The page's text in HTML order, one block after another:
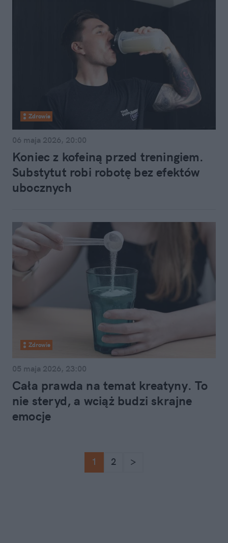
Zdrowie
06 maja 2026, 20:00
Koniec z kofeiną przed treningiem.
Substytut robi robotę bez efektów
ubocznych
Zdrowie
05 maja 2026, 23:00
Cała prawda na temat kreatyny. To
nie steryd, a wciąż budzi skrajne
emocje
1 2 >